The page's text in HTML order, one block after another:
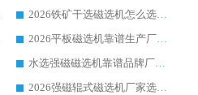
2026铁矿干选磁选机怎么选?源头厂家华体会手机网页版-华体会(中国) ，用实力说话
2026平板磁选机靠谱生产厂家怎么选?行业标杆华体会手机网页版-华体会(中国) ，凭硬实力脱颖而出
水选强磁磁选机靠谱品牌厂家推荐：华体会手机网页版-华体会(中国) ，技术实力与口碑双在线
2026强磁辊式磁选机厂家选购技巧_认准华体会手机网页版-华体会(中国) 生产厂家